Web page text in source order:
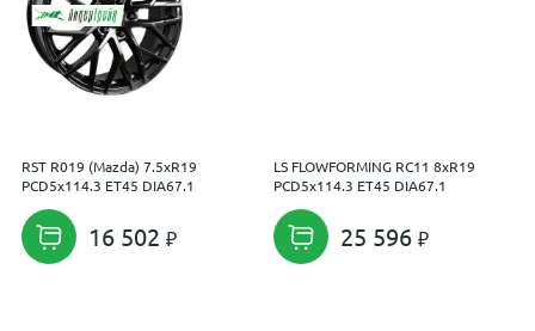
RST R019 (Mazda) 7.5xR19
PCD5x114.3 ET45 DIA67.1
16 502
LS FLOWFORMING RC11 8xR19
PCD5x114.3 ET45 DIA67.1
25 596